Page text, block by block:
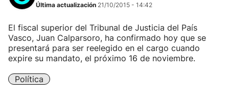
Última actualización 21/10/2015 - 14:42
El fiscal superior del Tribunal de Justicia del País
Vasco, Juan Calparsoro, ha confirmado hoy que se
presentará para ser reelegido en el cargo cuando
expire su mandato, el próximo 16 de noviembre.
Política